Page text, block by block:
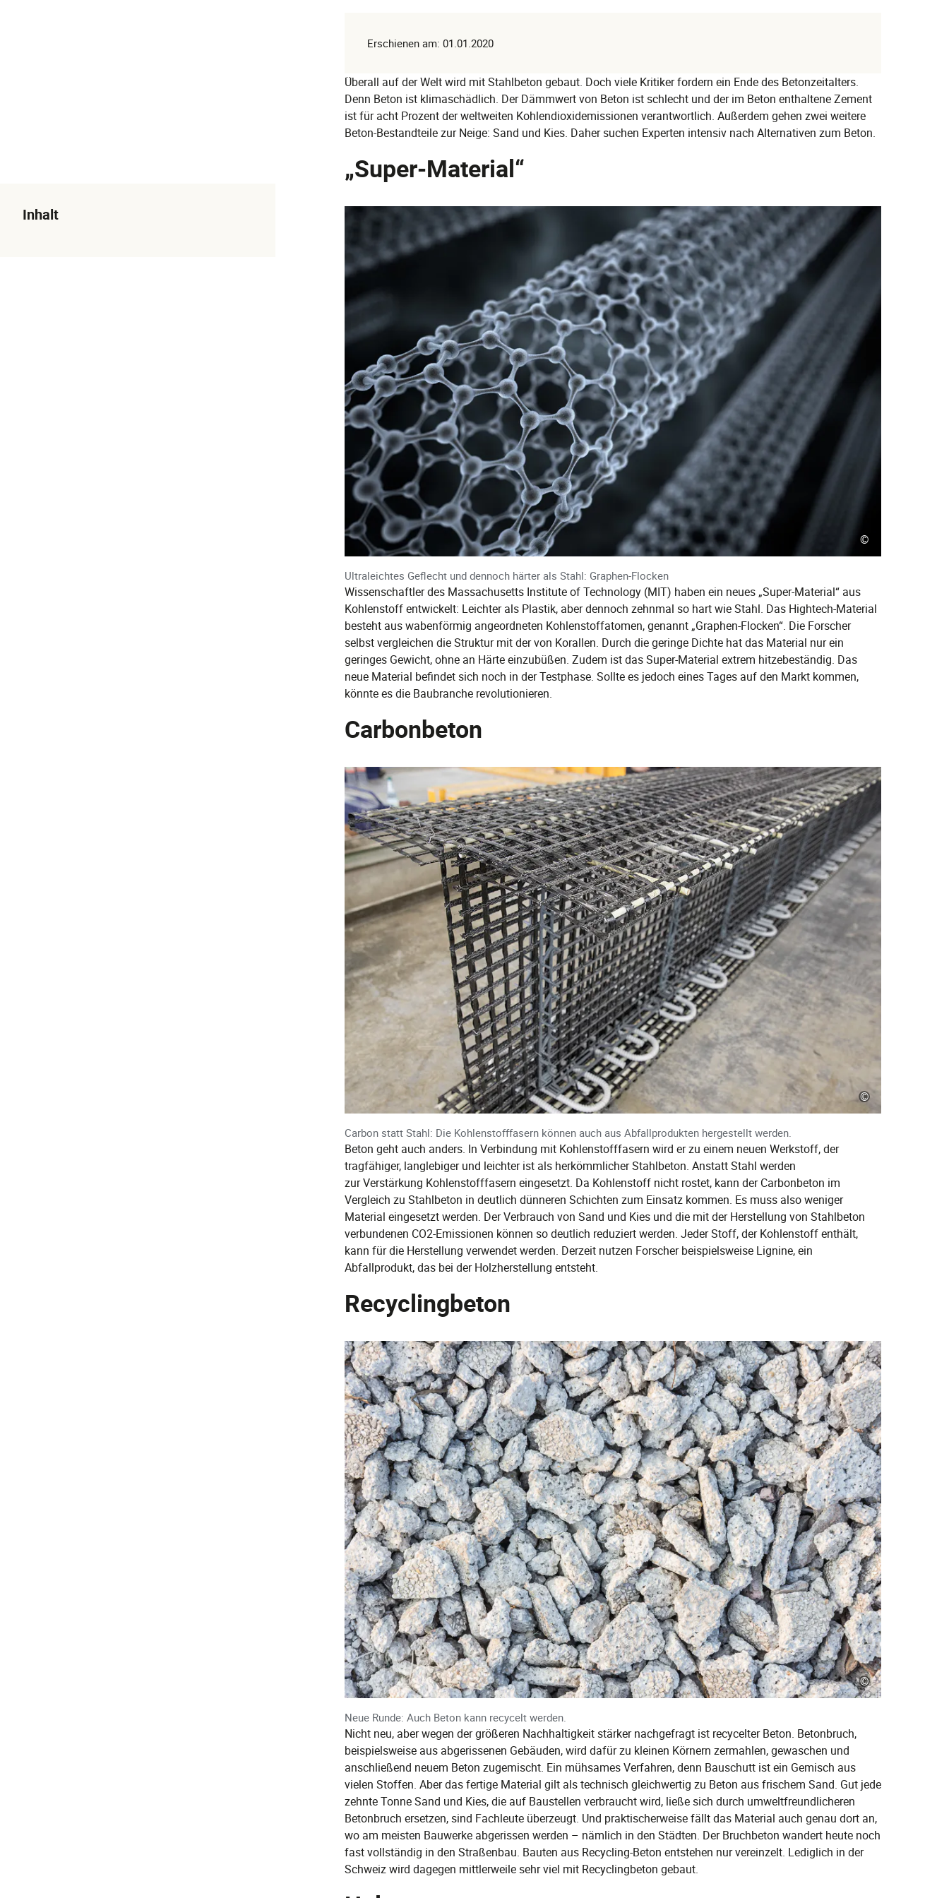
Erschienen am: 01.01.2020
Inhalt
Überall auf der Welt wird mit Stahlbeton gebaut. Doch viele Kritiker fordern ein Ende des Betonzeitalters.
Denn Beton ist klimaschädlich. Der Dämmwert von Beton ist schlecht und der im Beton enthaltene Zement
ist für acht Prozent der weltweiten Kohlendioxidemissionen verantwortlich. Außerdem gehen zwei weitere
Beton-Bestandteile zur Neige: Sand und Kies. Daher suchen Experten intensiv nach Alternativen zum Beton.
„Super-Material“
©
Ultraleichtes Geflecht und dennoch härter als Stahl: Graphen-Flocken
Wissenschaftler des Massachusetts Institute of Technology (MIT) haben ein neues „Super-Material“ aus
Kohlenstoff entwickelt: Leichter als Plastik, aber dennoch zehnmal so hart wie Stahl. Das Hightech-Material
besteht aus wabenförmig angeordneten Kohlenstoffatomen, genannt „Graphen-Flocken“. Die Forscher
selbst vergleichen die Struktur mit der von Korallen. Durch die geringe Dichte hat das Material nur ein
geringes Gewicht, ohne an Härte einzubüßen. Zudem ist das Super-Material extrem hitzebeständig. Das
neue Material befindet sich noch in der Testphase. Sollte es jedoch eines Tages auf den Markt kommen,
könnte es die Baubranche revolutionieren.
Carbonbeton
©
Carbon statt Stahl: Die Kohlenstofffasern können auch aus Abfallprodukten hergestellt werden.
Beton geht auch anders. In Verbindung mit Kohlenstofffasern wird er zu einem neuen Werkstoff, der
tragfähiger, langlebiger und leichter ist als herkömmlicher Stahlbeton. Anstatt Stahl werden
zur Verstärkung Kohlenstofffasern eingesetzt. Da Kohlenstoff nicht rostet, kann der Carbonbeton im
Vergleich zu Stahlbeton in deutlich dünneren Schichten zum Einsatz kommen. Es muss also weniger
Material eingesetzt werden. Der Verbrauch von Sand und Kies und die mit der Herstellung von Stahlbeton
verbundenen CO2-Emissionen können so deutlich reduziert werden. Jeder Stoff, der Kohlenstoff enthält,
kann für die Herstellung verwendet werden. Derzeit nutzen Forscher beispielsweise Lignine, ein
Abfallprodukt, das bei der Holzherstellung entsteht.
Recyclingbeton
©
Neue Runde: Auch Beton kann recycelt werden.
Nicht neu, aber wegen der größeren Nachhaltigkeit stärker nachgefragt ist recycelter Beton. Betonbruch,
beispielsweise aus abgerissenen Gebäuden, wird dafür zu kleinen Körnern zermahlen, gewaschen und
anschließend neuem Beton zugemischt. Ein mühsames Verfahren, denn Bauschutt ist ein Gemisch aus
vielen Stoffen. Aber das fertige Material gilt als technisch gleichwertig zu Beton aus frischem Sand. Gut jede
zehnte Tonne Sand und Kies, die auf Baustellen verbraucht wird, ließe sich durch umweltfreundlicheren
Betonbruch ersetzen, sind Fachleute überzeugt. Und praktischerweise fällt das Material auch genau dort an,
wo am meisten Bauwerke abgerissen werden – nämlich in den Städten. Der Bruchbeton wandert heute noch
fast vollständig in den Straßenbau. Bauten aus Recycling-Beton entstehen nur vereinzelt. Lediglich in der
Schweiz wird dagegen mittlerweile sehr viel mit Recyclingbeton gebaut.